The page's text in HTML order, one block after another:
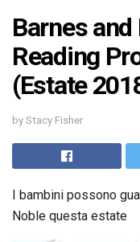
Barnes
Reading
(Estate
by Stacy Fisher
I bambini possono
Noble questa estate